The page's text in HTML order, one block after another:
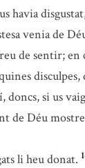
havia
venia de
de sentir; en
disculpes,
doncs, si us
de Déu
li heu donat.